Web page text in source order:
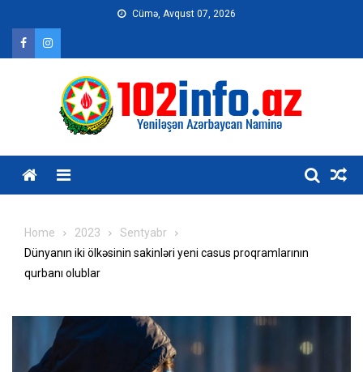
content
Cümə, Avqust 07, 2026
Home 2023
Sentyabr
Dünyanın iki ölkəsinin sakinləri yeni casus proqramlarının
qurbanı olublar